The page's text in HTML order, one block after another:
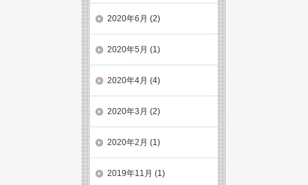
2020年6月 (2)
2020年5月 (1)
2020年4月 (4)
2020年3月 (2)
2020年2月 (1)
2019年11月 (1)